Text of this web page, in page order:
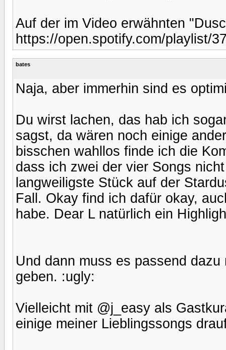
Auf der im Video erwähnten
https://open.spotify.com/playlist/
bates
Naja, aber immerhin sind es
Du wirst lachen, das hab ich
sagst, da wären noch einige
bisschen wahllos finde ich die
dass ich zwei der vier Songs
langweiligste Stück auf der
Fall. Okay find ich dafür okay,
habe. Dear L natürlich ein
Und dann muss es passend
geben. :ugly:
Vielleicht mit @j_easy als
einige meiner Lieblingssongs